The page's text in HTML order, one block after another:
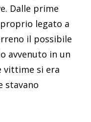
Dalle prime
legato a
il possibile
avvenuto in un
vittime si era
stavano